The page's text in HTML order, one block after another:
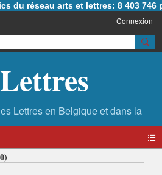
du réseau arts et lettres: 8 403 746
Connexion